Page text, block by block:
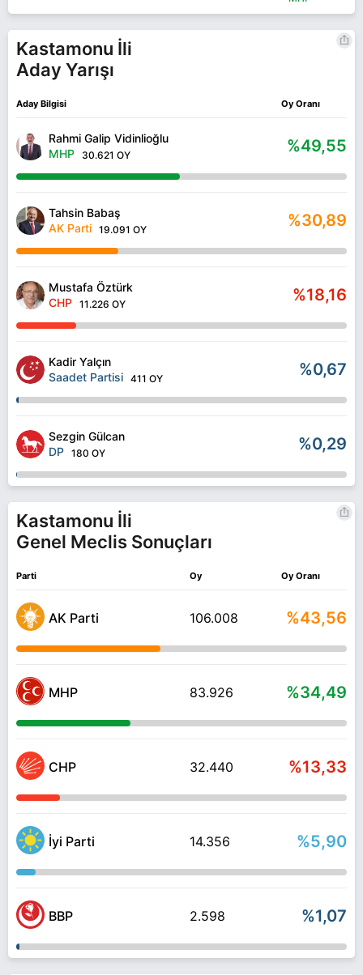
Kastamonu İli
Aday Yarışı
Aday Bilgisi Oy Oranı
Rahmi Galip Vidinlioğlu
MHP
30.621 OY %49,55
Tahsin Babaş
AK Parti 19.091 OY %30,89
Mustafa Öztürk
CHP 11.226 OY %18,16
Kadir Yalçın
Saadet Partisi 411 OY %0,67
Sezgin Gülcan
DP 180 OY %0,29
Kastamonu İli
Genel Meclis Sonuçları
Parti Oy Oy Oranı
AK Parti 106.008 %43,56
MHP 83.926 %34,49
CHP 32.440 %13,33
İyi Parti 14.356 %5,90
BBP 2.598 %1,07